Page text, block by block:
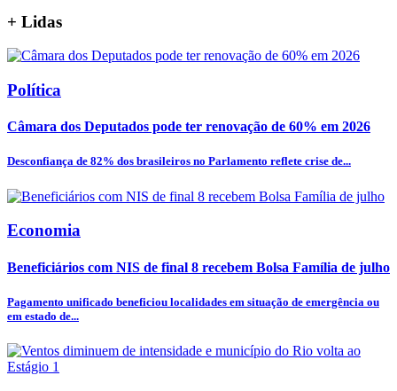
+ Lidas
Política
Câmara dos Deputados pode ter renovação de 60% em 2026
Desconfiança de 82% dos brasileiros no Parlamento reflete crise de...
Economia
Beneficiários com NIS de final 8 recebem Bolsa Família de julho
Pagamento unificado beneficiou localidades em situação de emergência ou
em estado de...